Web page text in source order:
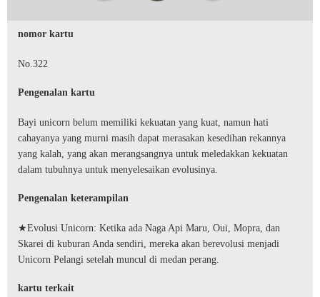
nomor kartu
No.322
Pengenalan kartu
Bayi unicorn belum memiliki kekuatan yang kuat, namun hati
cahayanya yang murni masih dapat merasakan kesedihan rekannya
yang kalah, yang akan merangsangnya untuk meledakkan kekuatan
dalam tubuhnya untuk menyelesaikan evolusinya.
Pengenalan keterampilan
★Evolusi Unicorn: Ketika ada Naga Api Maru, Oui, Mopra, dan
Skarei di kuburan Anda sendiri, mereka akan berevolusi menjadi
Unicorn Pelangi setelah muncul di medan perang.
kartu terkait